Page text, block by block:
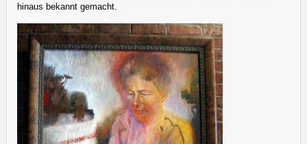
hinaus bekannt gemacht.